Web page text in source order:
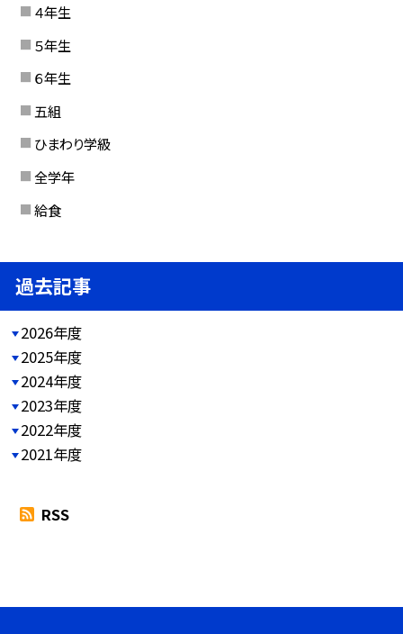
４年生
５年生
６年生
五組
ひまわり学級
全学年
給食
過去記事
2026年度
2025年度
2024年度
2023年度
2022年度
2021年度
RSS